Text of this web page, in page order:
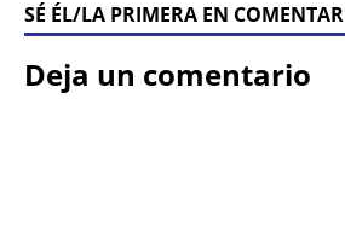
SÉ ÉL/LA PRIMERA EN COMENTAR
Deja un comentario